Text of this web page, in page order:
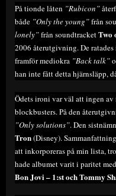
På tionde låten ”Rubicon”
både ”Only the young”från
lonely”från soundtracketTwo
2006 återutgivning. De
framför mediokra ”Back talk”
han inte fått detta hjärnsläpp,
Ödets ironi var väl att ingen av
blockbusters. På den
”Only solutions”. Den
Tron(Disney).
att inkorporeras på min lista,
hade albumet varit i paritet med
Bon Jovi – 1:st och Tommy